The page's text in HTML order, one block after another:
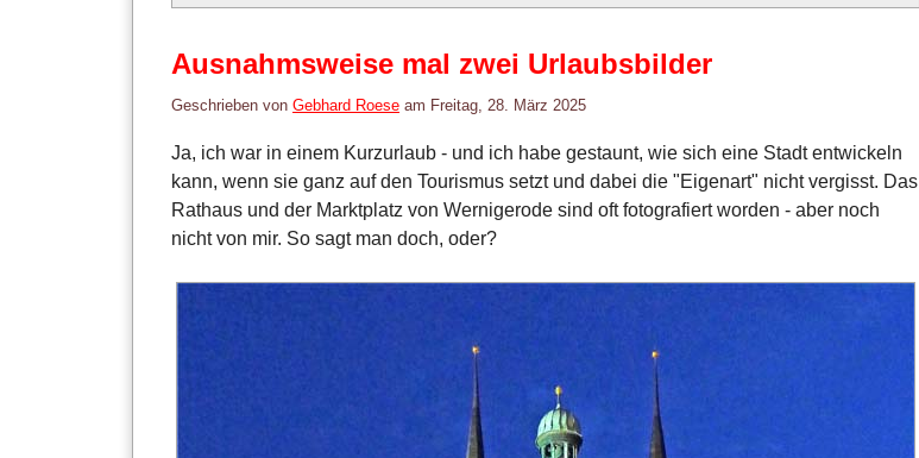
Ausnahmsweise mal zwei Urlaubsbilder
Geschrieben von Gebhard Roese am Freitag, 28. März 2025
Ja, ich war in einem Kurzurlaub - und ich habe gestaunt, wie sich eine Stadt entwickeln
kann, wenn sie ganz auf den Tourismus setzt und dabei die "Eigenart" nicht vergisst. Das
Rathaus und der Marktplatz von Wernigerode sind oft fotografiert worden - aber noch
nicht von mir. So sagt man doch, oder?